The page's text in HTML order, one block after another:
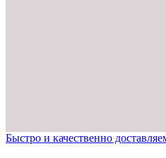
Быстро и качественно